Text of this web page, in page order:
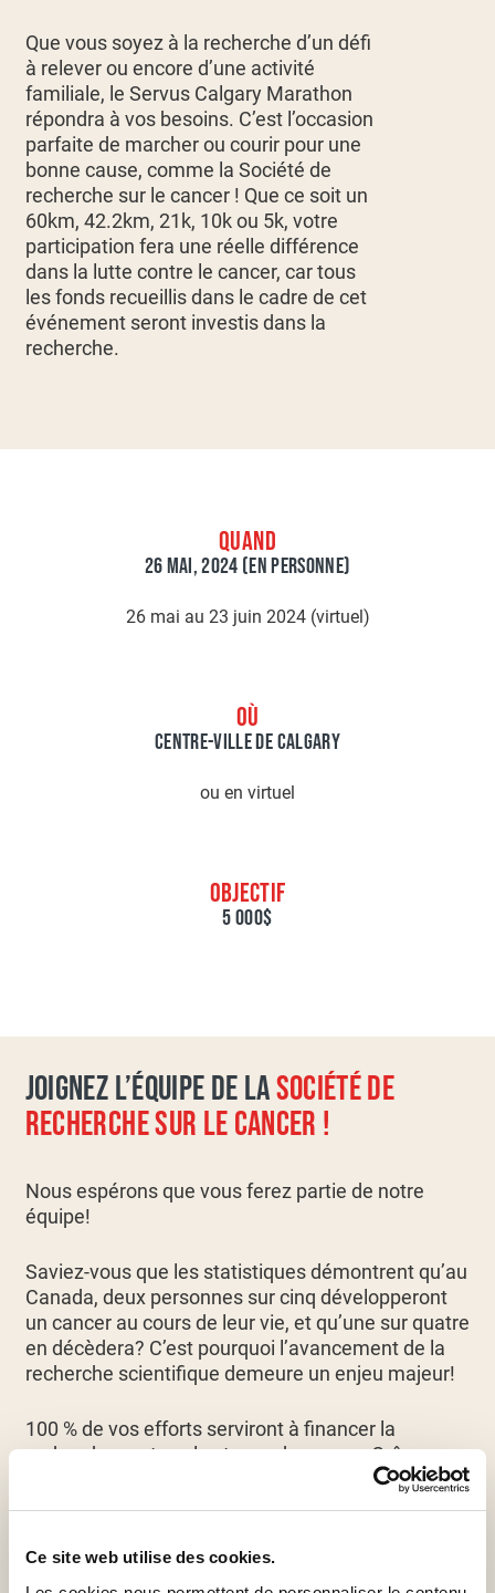
Ce site web utilise des cookies.
Que vous soyez à la recherche d’un défi
à relever ou encore d’une activité
familiale, le Servus Calgary Marathon
répondra à vos besoins. C’est l’occasion
parfaite de marcher ou courir pour une
bonne cause, comme la Société de
recherche sur le cancer ! Que ce soit un
60km, 42.2km, 21k, 10k ou 5k, votre
participation fera une réelle différence
dans la lutte contre le cancer, car tous
les fonds recueillis dans le cadre de cet
événement seront investis dans la
recherche.
QUAND
26 MAI, 2024 (EN PERSONNE)
26 mai au 23 juin 2024 (virtuel)
OÙ
CENTRE-VILLE DE CALGARY
ou en virtuel
OBJECTIF
5 000$
JOIGNEZ L’ÉQUIPE DE LASOCIÉTÉ DE
RECHERCHE SUR LE CANCER !
Nous espérons que vous ferez partie de notre
équipe!
Saviez-vous que les statistiques démontrent qu’au
Canada, deux personnes sur cinq développeront
un cancer au cours de leur vie, et qu’une sur quatre
en décèdera? C’est pourquoi l’avancement de la
recherche scientifique demeure un enjeu majeur!
100 % de vos efforts serviront à financer la
recherche sur tous les types de cancer. Grâce aux
avancées scientifiques, notre passion, et combiné
à vos efforts, nous réussirons à trouver de
cette terrible maladie. Vous serez fiers de votre
accomplissement, et nous le serons aussi !